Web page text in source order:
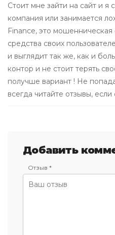
Стоит мне зайти на сайт и я
компания или занимается
Finance, это мошенническая
средства своих
и выглядит так же, как и
контор и не стоит терять
получше вариант ! Не
всегда читайте отзывы, если
Добавить
Отзыв *